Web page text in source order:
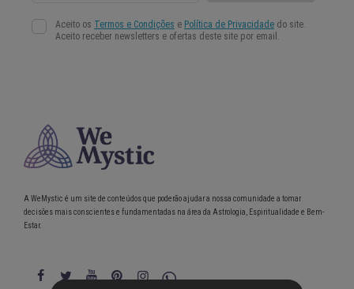
A WeMystic é um site de conteúdos que poderão ajudar a nossa comunidade a tomar
decisões mais conscientes e fundamentadas na área da Astrologia, Espiritualidade e Bem-
Estar.